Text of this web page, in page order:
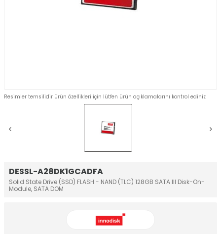
DESSL-A28DK1GCADFA
Solid State Drive (SSD) FLASH - NAND (TLC) 128GB SATA III Disk-On-
Module, SATA DOM
Resimler temsilidir Ürün özellikleri için lütfen ürün açıklamalarını kontrol ediniz